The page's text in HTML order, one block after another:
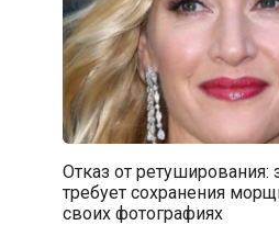
Отказ от ретуширования:
требует сохранения
своих фотографиях